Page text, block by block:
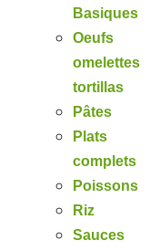
Basiques
Oeufs
omelettes
tortillas
Pâtes
Plats
complets
Poissons
Riz
Sauces